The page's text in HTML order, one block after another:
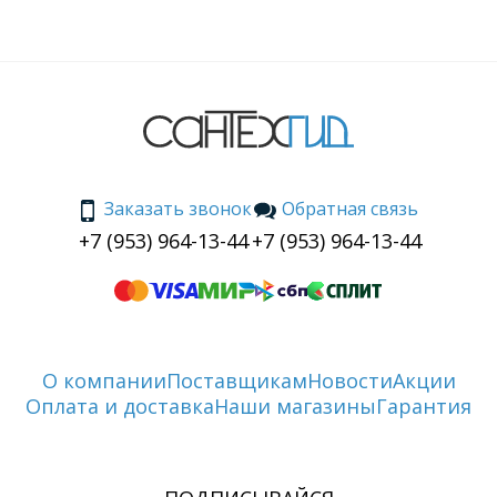
Заказать звонок
+7 (953) 964-13-44
Обратная связь
+7 (953) 964-13-44
О компанииПоставщикамНовостиАкции
Оплата и доставкаНаши магазиныГарантия